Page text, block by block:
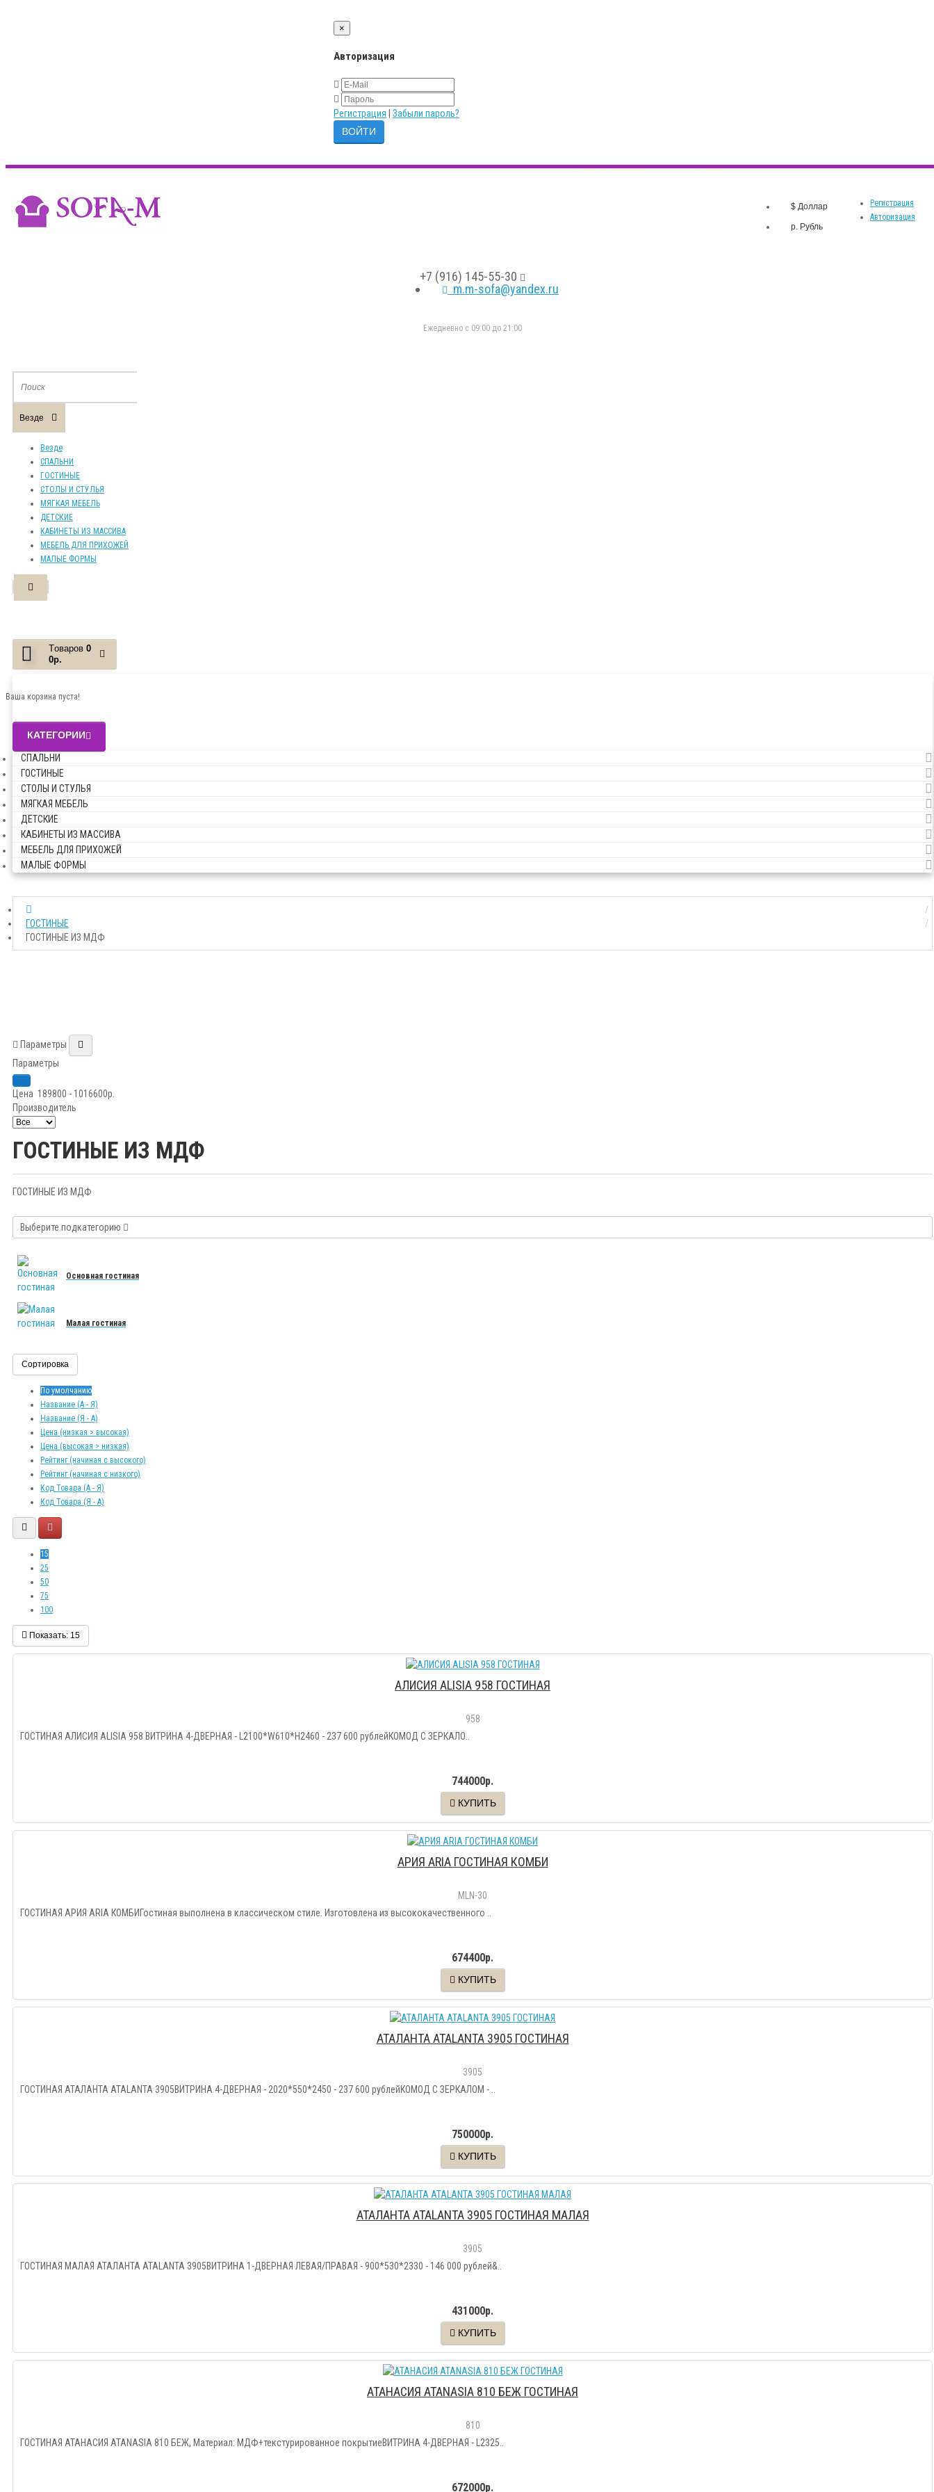
×
Авторизация
Регистрация Забыли пароль?
Регистрация
Авторизация
$ Доллар
р. Рубль
+7 (916) 145-55-30
m.m-sofa@yandex.ru
Eжедневно с 09:00 до 21:00
Везде
Везде
СПАЛЬНИ
ГОСТИНЫЕ
СТОЛЫ И СТУЛЬЯ
МЯГКАЯ МЕБЕЛЬ
ДЕТСКИЕ
КАБИНЕТЫ ИЗ МАССИВА
МЕБЕЛЬ ДЛЯ ПРИХОЖЕЙ
МАЛЫЕ ФОРМЫ
Tоваров 0
0р.
Ваша корзина пуста!
КАТЕГОРИИ
СПАЛЬНИ
ГОСТИНЫЕ
СТОЛЫ И СТУЛЬЯ
МЯГКАЯ МЕБЕЛЬ
ДЕТСКИЕ
КАБИНЕТЫ ИЗ МАССИВА
МЕБЕЛЬ ДЛЯ ПРИХОЖЕЙ
МАЛЫЕ ФОРМЫ
ГОСТИНЫЕ
ГОСТИНЫЕ ИЗ МДФ
Параметры
Параметры
Цена 189800 - 1016600р.
Производитель
ГОСТИНЫЕ ИЗ МДФ
ГОСТИНЫЕ ИЗ МДФ
Выберите подкатегорию
Основная гостиная
Малая гостиная
Сортировка
По умолчанию
Название (А - Я)
Название (Я - А)
Цена (низкая > высокая)
Цена (высокая > низкая)
Рейтинг (начиная с высокого)
Рейтинг (начиная с низкого)
Код Товара (А - Я)
Код Товара (Я - А)
15
25
50
75
100
Показать: 15
АЛИСИЯ ALISIA 958 ГОСТИНАЯ
958
ГОСТИНАЯ АЛИСИЯ ALISIA 958 ВИТРИНА 4-ДВЕРНАЯ - L2100*W610*H2460 - 237 600 рублейКОМОД С ЗЕРКАЛО..
744000р.
КУПИТЬ
АРИЯ ARIA ГОСТИНАЯ КОМБИ
МLN-30
ГОСТИНАЯ АРИЯ ARIA КОМБИГостиная выполнена в классическом стиле. Изготовлена из высококачественного ..
674400р.
КУПИТЬ
АТАЛАНТА ATALANTA 3905 ГОСТИНАЯ
3905
ГОСТИНАЯ АТАЛАНТА ATALANTA 3905ВИТРИНА 4-ДВЕРНАЯ - 2020*550*2450 - 237 600 рублейКОМОД С ЗЕРКАЛОМ - ..
750000р.
КУПИТЬ
АТАЛАНТА ATALANTA 3905 ГОСТИНАЯ МАЛАЯ
3905
ГОСТИНАЯ МАЛАЯ АТАЛАНТА ATALANTA 3905ВИТРИНА 1-ДВЕРНАЯ ЛЕВАЯ/ПРАВАЯ - 900*530*2330 - 146 000 рублей&..
431000р.
КУПИТЬ
АТАНАСИЯ ATANASIA 810 БЕЖ ГОСТИНАЯ
810
ГОСТИНАЯ АТАНАСИЯ ATANASIA 810 БЕЖ, Материал: МДФ+текстурированное покрытиеВИТРИНА 4-ДВЕРНАЯ - L2325..
672000р.